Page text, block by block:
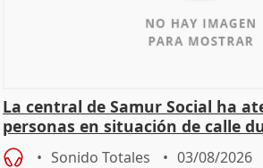
La central de Samur Social ha
personas en situación de calle
de Calor
Sonido Totales 03/08/2026